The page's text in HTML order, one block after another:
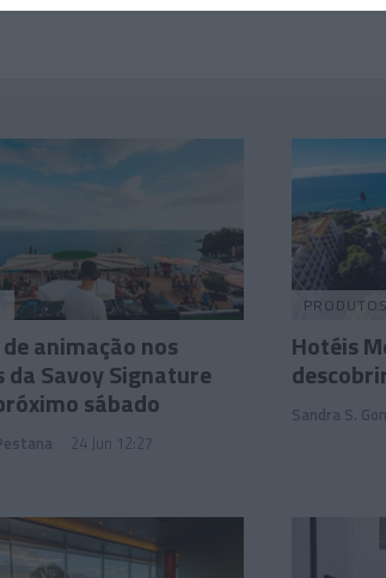
animação nos
da Savoy Signature
sábado
24 Jun 12:27
Hotéis
Sandra S.